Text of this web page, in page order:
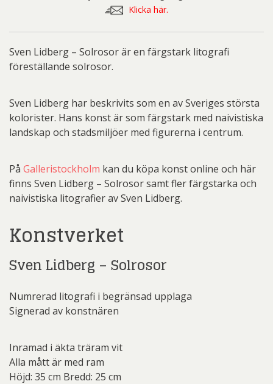
Klicka här.
Sven Lidberg – Solrosor är en färgstark litografi
föreställande solrosor.
Sven Lidberg har beskrivits som en av Sveriges största
kolorister. Hans konst är som färgstark med naivistiska
landskap och stadsmiljöer med figurerna i centrum.
På Galleristockholm kan du köpa konst online och här
finns Sven Lidberg – Solrosor samt fler färgstarka och
naivistiska litografier av Sven Lidberg.
Konstverket
Sven Lidberg – Solrosor
Numrerad litografi i begränsad upplaga
Signerad av konstnären
Inramad i äkta träram vit
Alla mått är med ram
Höjd: 35 cm Bredd: 25 cm